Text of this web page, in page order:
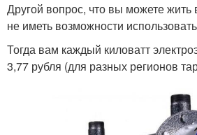
Другой вопрос, что вы можете жить
не иметь возможности
Тогда вам каждый киловатт
3,77 рубля (для разных регионов